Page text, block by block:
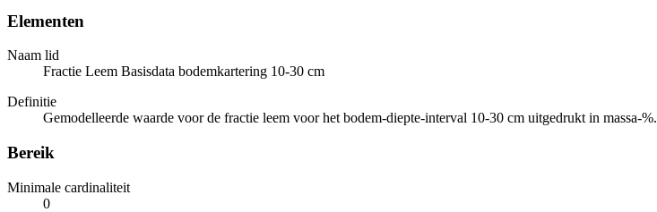
Elementen
Naam lid
Fractie Leem Basisdata bodemkartering 10-30 cm
Definitie
Gemodelleerde waarde voor de fractie leem voor het bodem-diepte-interval 10-30 cm uitgedrukt in massa-%.
Bereik
Minimale cardinaliteit
0